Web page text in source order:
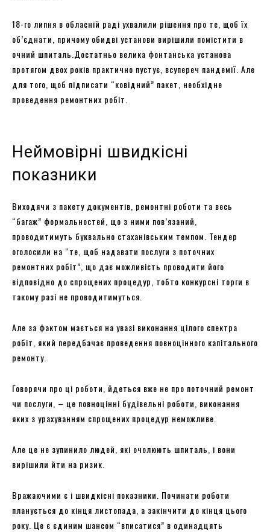
18-го липня в обласній раді ухвалили рішення про те, щоб їх
об’єднати, причому обидві установи вирішили помістити в
очний шпиталь.Достатньо велика фонтанська установа
протягом двох років практично пустує, всупереч пандемії. Але
для того, щоб підписати “ковідний” пакет, необхідне
проведення ремонтних робіт.
Неймовірні швидкісні
показники
Виходячи з пакету документів, ремонтні роботи та весь
“багаж” формальностей, що з ними пов’язаний,
проводитимуть буквально стаханівським темпом. Тендер
оголосили на “те, щоб надавати послуги з поточних
ремонтних робіт”, що дає можливість проводити його
відповідно до спрощених процедур, тобто конкурсні торги в
такому разі не проводитимуться.
Але за фактом мається на увазі виконання цілого спектра
робіт, який передбачає проведення повноцінного капітального
ремонту.
Говорячи про ці роботи, йдеться вже не про поточний ремонт
чи послуги, – це повноцінні будівельні роботи, виконання
яких з урахуванням спрощених процедур неможливе.
Але це не зупинило людей, які очолюють шпиталь, і вони
вирішили йти на ризик.
Вражаючими є і швидкісні показники. Починати роботи
планується до кінця листопада, а закінчити до кінця цього
року. Це є єдиним шансом “вписатися” в одинадцять